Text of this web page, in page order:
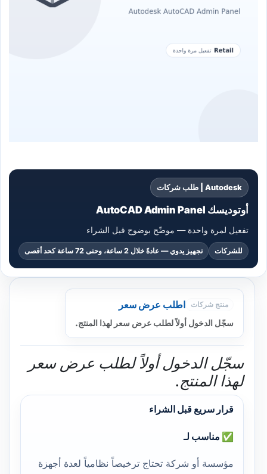
Autodesk | طلب شركات
أوتوديسك AutoCAD Admin Panel
تفعيل لمرة واحدة — موضّح بوضوح قبل الشراء
للشركات تجهيز يدوي — عادةً خلال 2 ساعة، وحتى 72 ساعة كحد أقصى
منتج شركات اطلب عرض سعر
سجّل الدخول أولاً لطلب عرض سعر لهذا المنتج.
سجّل الدخول أولاً لطلب عرض سعر
لهذا المنتج.
قرار سريع قبل الشراء
✅ مناسب لـ
مؤسسة أو شركة تحتاج ترخيصاً نظامياً لعدة أجهزة